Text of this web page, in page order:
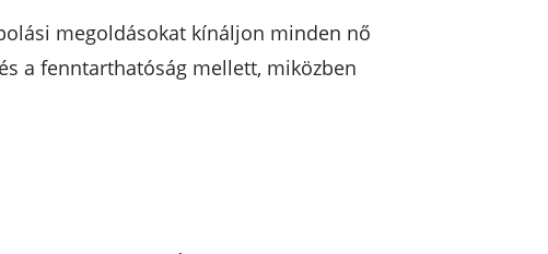
megoldásokat kínáljon minden nő
a fenntarthatóság mellett, miközben